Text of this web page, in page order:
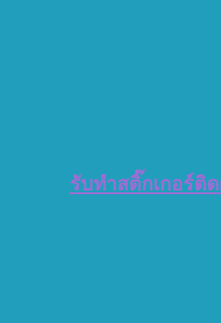
รับทำสติ๊กเกอร์ติ